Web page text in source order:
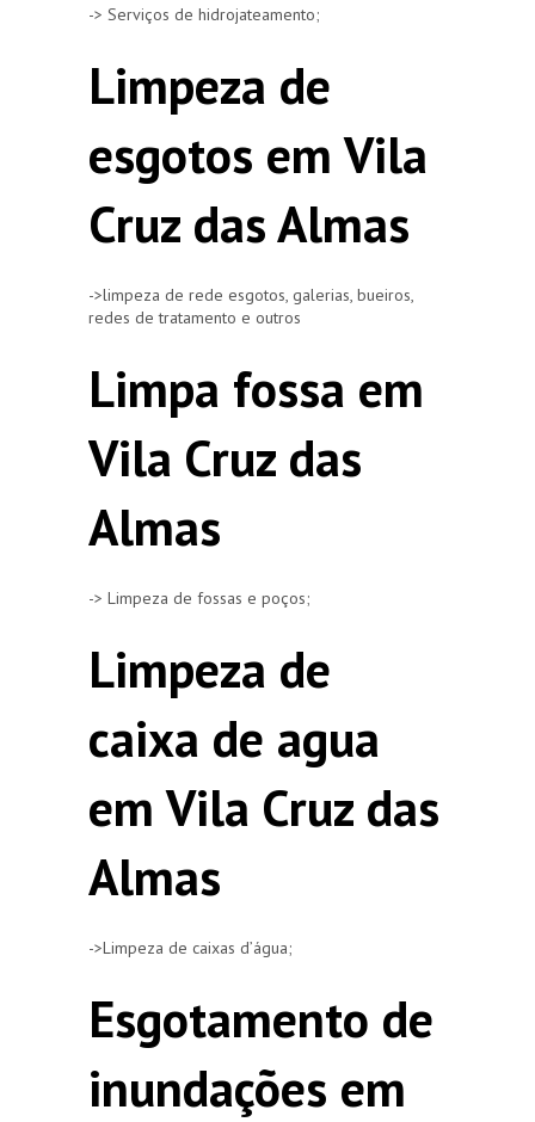
-> Serviços de hidrojateamento;
Limpeza de
esgotos em Vila
Cruz das Almas
->limpeza de rede esgotos, galerias, bueiros,
redes de tratamento e outros
Limpa fossa em
Vila Cruz das
Almas
-> Limpeza de fossas e poços;
Limpeza de
caixa de agua
em Vila Cruz das
Almas
->Limpeza de caixas d’água;
Esgotamento de
inundações em